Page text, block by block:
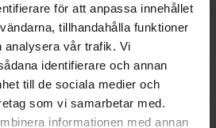
för att anpassa innehållet
tillhandahålla funktioner
analysera vår trafik. Vi
identifierare och annan
till de sociala medier och
som vi samarbetar med.
informationen med annan
-9%